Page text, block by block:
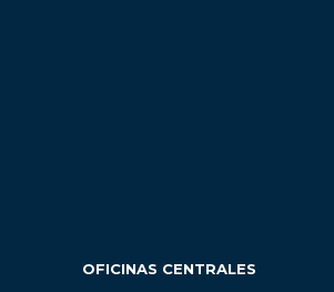
OFICINAS CENTRALES